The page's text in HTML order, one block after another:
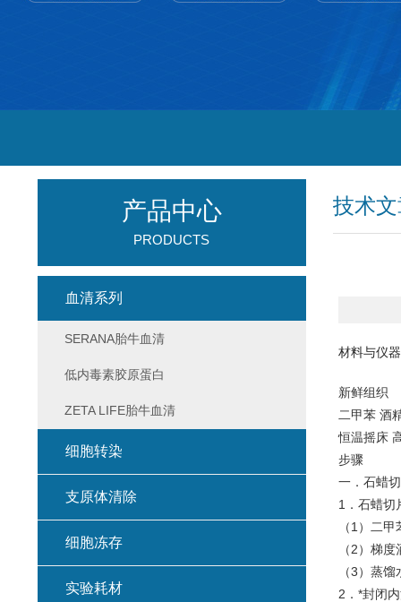
技术
材料与仪器
新鲜组织
二甲苯 酒
恒温摇床
步骤
一．石蜡
1．石蜡切
（1）二
（2）梯
（3）蒸
2．*封闭
产品中心
PRODUCTS
血清系列
SERANA胎牛血清
低内毒素胶原蛋白
ZETA LIFE胎牛血清
细胞转染
支原体清除
细胞冻存
实验耗材